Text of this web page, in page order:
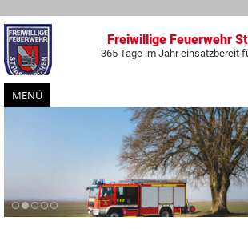
Freiwillige Feuerwehr
365 Tage im Jahr einsatzbereit
MENÜ
Zum
Inhalt
springen